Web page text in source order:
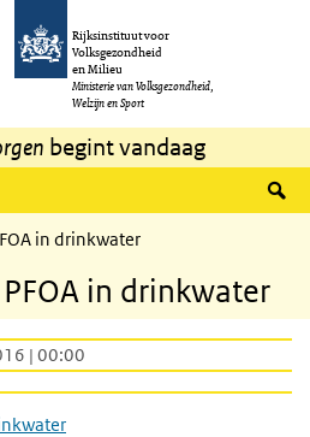
gaan
Rijksinstituut voor
Volksgezondheid
en Milieu
Ministerie van Volksgezondheid,
Welzijn en Sport
begint vandaag
in drinkwater
in drinkwater
| 00:00